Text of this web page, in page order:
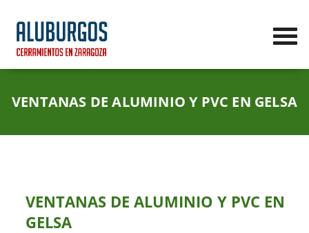
VENTANAS DE ALUMINIO Y PVC EN GELSA
VENTANAS DE ALUMINIO Y PVC EN
GELSA